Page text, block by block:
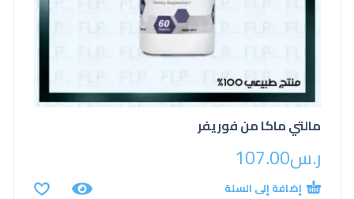
مالتي ماكا من فوريفر
ر.س107.00
إضافة إلى السلة